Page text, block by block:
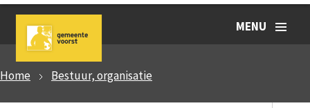
MENU
Home Bestuur, organisatie